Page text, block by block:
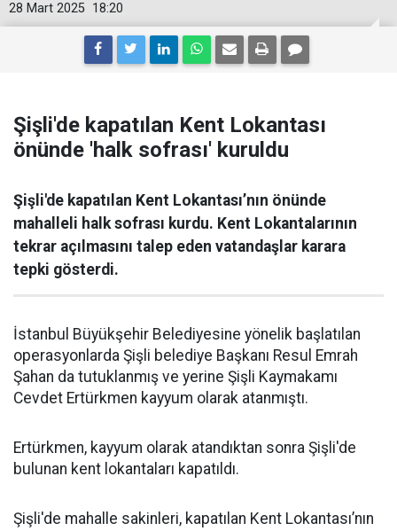
18:20
28 Mart 2025
Şişli'de kapatılan Kent Lokantası
önünde 'halk sofrası' kuruldu
Şişli'de kapatılan Kent Lokantası’nın önünde
mahalleli halk sofrası kurdu. Kent Lokantalarının
tekrar açılmasını talep eden vatandaşlar karara
tepki gösterdi.
İstanbul Büyükşehir Belediyesine yönelik başlatılan
operasyonlarda Şişli belediye Başkanı Resul Emrah
Şahan da tutuklanmış ve yerine Şişli Kaymakamı
Cevdet Ertürkmen kayyum olarak atanmıştı.
Ertürkmen, kayyum olarak atandıktan sonra Şişli'de
bulunan kent lokantaları kapatıldı.
Şişli'de mahalle sakinleri, kapatılan Kent Lokantası’nın